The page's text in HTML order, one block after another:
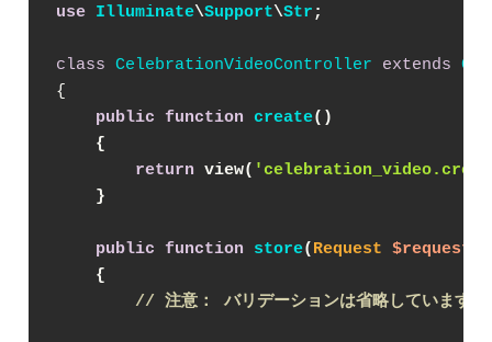
use Illuminate\Support\Str ;
class CelebrationVideoController extends
{
public function create( )
{
return view(
    }
public function store(Request $request
{
// 注意： バリデーションは省略しています